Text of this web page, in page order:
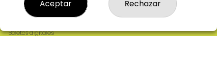
Contacto
Empresas
Boletos digitales
Aceptar Rechazar